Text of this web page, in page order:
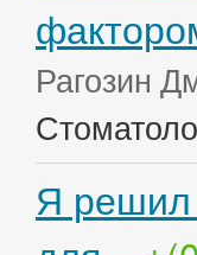
Рагозин
Я решил